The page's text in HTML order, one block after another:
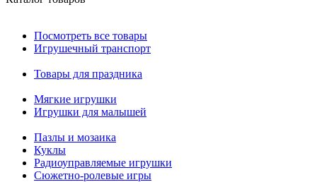
Посмотреть все товары
Игрушечный транспорт
Товары для праздника
Мягкие игрушки
Игрушки для малышей
Пазлы и мозаика
Куклы
Радиоуправляемые игрушки
Сюжетно-ролевые игры